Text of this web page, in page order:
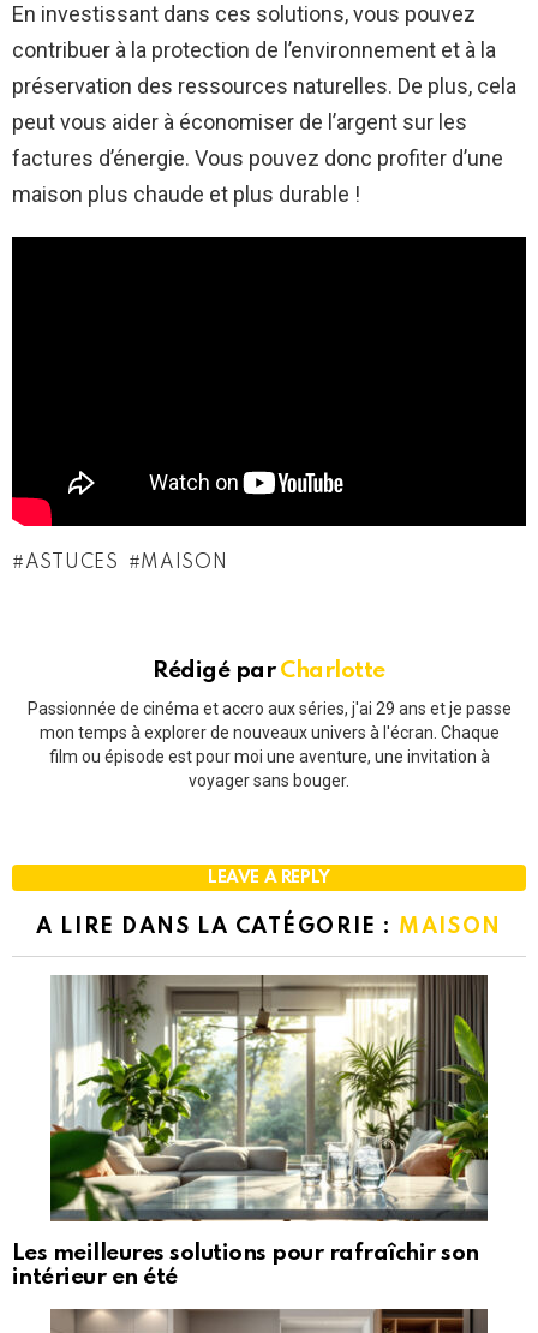
En investissant dans ces solutions, vous pouvez
contribuer à la protection de l’environnement et à la
préservation des ressources naturelles. De plus, cela
peut vous aider à économiser de l’argent sur les
factures d’énergie. Vous pouvez donc profiter d’une
maison plus chaude et plus durable !
ASTUCES MAISON
Rédigé par Charlotte
Passionnée de cinéma et accro aux séries, j'ai 29 ans et je passe
mon temps à explorer de nouveaux univers à l'écran. Chaque
film ou épisode est pour moi une aventure, une invitation à
voyager sans bouger.
LEAVE A REPLY
A LIRE DANS LA CATÉGORIE : MAISON
Les meilleures solutions pour rafraîchir son
intérieur en été